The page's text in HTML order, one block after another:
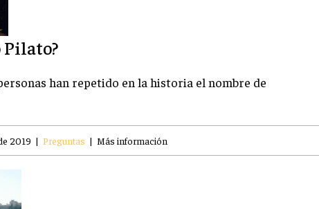
han repetido en la historia el nombre de
2019 | Preguntas | Más información